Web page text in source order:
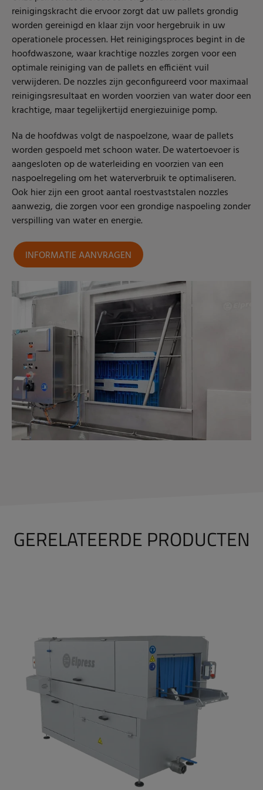
reinigingskracht die ervoor zorgt dat uw pallets grondig
worden gereinigd en klaar zijn voor hergebruik in uw
operationele processen. Het reinigingsproces begint in de
hoofdwaszone, waar krachtige nozzles zorgen voor een
optimale reiniging van de pallets en efficiënt vuil
verwijderen. De nozzles zijn geconfigureerd voor maximaal
reinigingsresultaat en worden voorzien van water door een
krachtige, maar tegelijkertijd energiezuinige pomp.
Na de hoofdwas volgt de naspoelzone, waar de pallets
worden gespoeld met schoon water. De watertoevoer is
aangesloten op de waterleiding en voorzien van een
naspoelregeling om het waterverbruik te optimaliseren.
Ook hier zijn een groot aantal roestvaststalen nozzles
aanwezig, die zorgen voor een grondige naspoeling zonder
verspilling van water en energie.
INFORMATIE AANVRAGEN
GERELATEERDE PRODUCTEN